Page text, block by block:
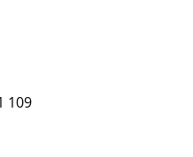
109